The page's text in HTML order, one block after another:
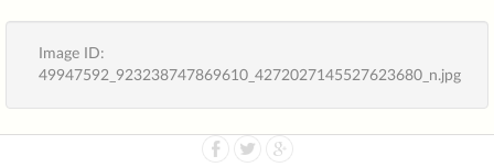
Image ID:
49947592_923238747869610_4272027145527623680_n.jpg